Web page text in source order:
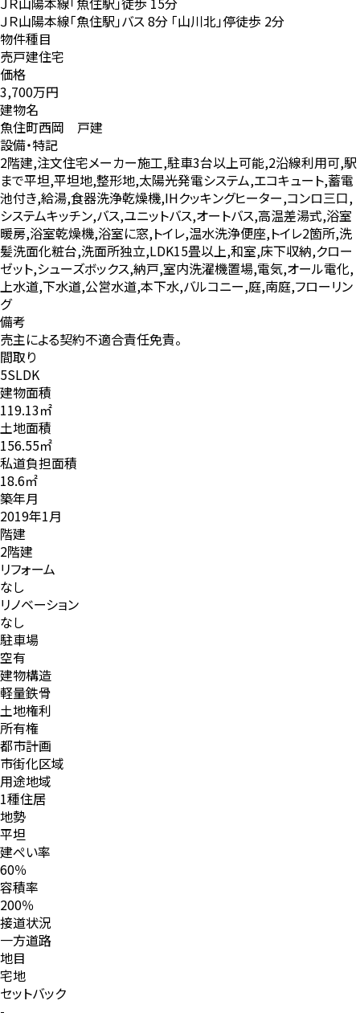
ＪＲ山陽本線「魚住駅」バス 8分 「山川北」停徒歩 2分
物件種目
売戸建住宅
価格
3,700万円
建物名
魚住町西岡 戸建
設備・特記
2階建,注文住宅メーカー施工,駐車3台以上可能,2沿線利用可,駅
まで平坦,平坦地,整形地,太陽光発電システム,エコキュート,蓄電
池付き,給湯,食器洗浄乾燥機,IHクッキングヒーター,コンロ三口,
システムキッチン,バス,ユニットバス,オートバス,高温差湯式,浴室
暖房,浴室乾燥機,浴室に窓,トイレ,温水洗浄便座,トイレ2箇所,洗
髪洗面化粧台,洗面所独立,LDK15畳以上,和室,床下収納,クロー
ゼット,シューズボックス,納戸,室内洗濯機置場,電気,オール電化,
上水道,下水道,公営水道,本下水,バルコニー,庭,南庭,フローリン
グ
備考
売主による契約不適合責任免責。
間取り
5SLDK
建物面積
119.13㎡
土地面積
156.55㎡
私道負担面積
18.6㎡
築年月
2019年1月
階建
2階建
リフォーム
なし
リノベーション
なし
駐車場
空有
建物構造
軽量鉄骨
土地権利
所有権
都市計画
市街化区域
用途地域
1種住居
地勢
平坦
建ぺい率
60％
容積率
200％
接道状況
一方道路
地目
宅地
セットバック